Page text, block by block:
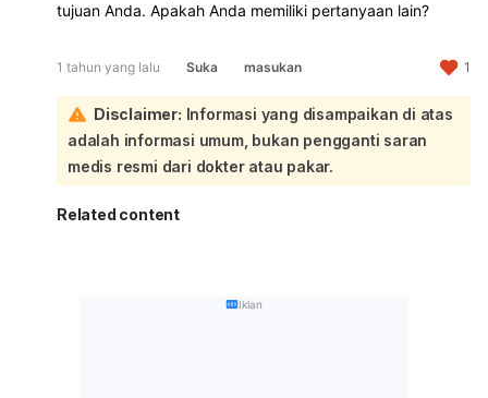
tujuan Anda. Apakah Anda memiliki pertanyaan lain?
1 tahun yang lalu Suka masukan 1
Disclaimer: Informasi yang disampaikan di atas
adalah informasi umum, bukan pengganti saran
medis resmi dari dokter atau pakar.
Related content
Iklan